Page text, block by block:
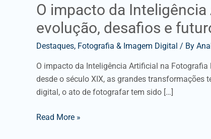
O impacto da
evolução, desafios e
Destaques, Fotografia & Imagem Digital / By
O impacto da Inteligência Artificial na
desde o século XIX, as grandes
digital, o ato de fotografar tem sido […]
Read More »